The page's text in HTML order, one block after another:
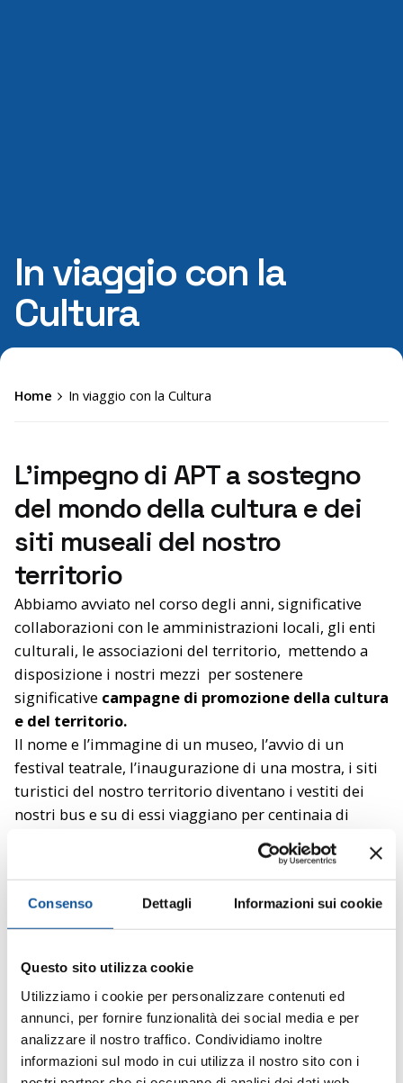
Consenso Dettagli Informazioni sui cookie
Questo sito utilizza cookie
Utilizziamo i cookie per personalizzare contenuti ed
annunci, per fornire funzionalità dei social media e per
analizzare il nostro traffico. Condividiamo inoltre
informazioni sul modo in cui utilizza il nostro sito con i
In viaggio con la
Cultura
Home In viaggio con la Cultura
L’impegno di APT a sostegno
del mondo della cultura e dei
siti museali del nostro
territorio
Abbiamo avviato nel corso degli anni, significative
collaborazioni con le amministrazioni locali, gli enti
culturali, le associazioni del territorio, mettendo a
disposizione i nostri mezzi per sostenere
significative campagne di promozione della cultura
e del territorio.
Il nome e l’immagine di un museo, l’avvio di un
festival teatrale, l’inaugurazione di una mostra, i siti
turistici del nostro territorio diventano i vestiti dei
nostri bus e su di essi viaggiano per centinaia di
chilometri lungo strade trafficate o piccoli centri
raggiungendo ogni giorno persone diverse
suscitando interesse e curiosità.
18
Fondazione Carigo
03
Fondazione Palazzo Coronini Cronberg
01
Mittelfest
05
Turismo FVG
01